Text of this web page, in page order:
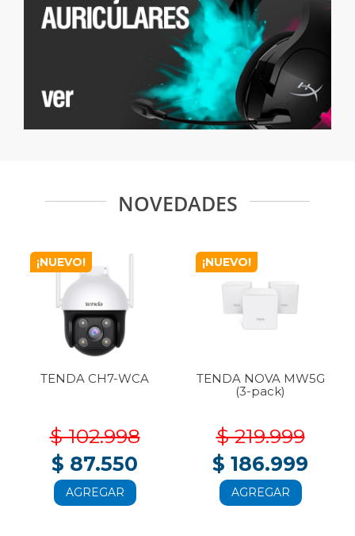
NOVEDADES
¡NUEVO!
TENDA CH7-WCA
$ 102.998
$ 87.550
AGREGAR
¡NUEVO!
TENDA NOVA MW5G
(3-pack)
$ 219.999
$ 186.999
AGREGAR